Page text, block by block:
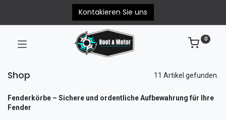
Kontakieren Sie uns
0
Shop 11 Artikel gefunden.
Fenderkörbe – Sichere und ordentliche Aufbewahrung für Ihre
Fender